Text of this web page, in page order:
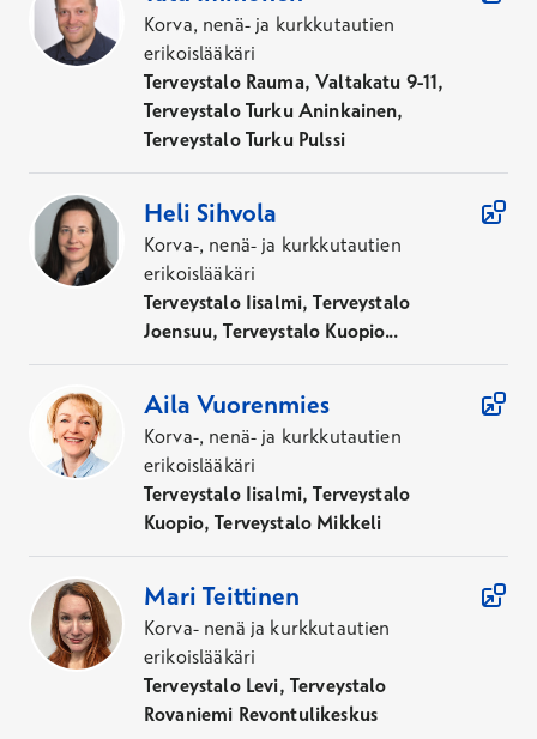
Korva, nenä- ja kurkkutautien
erikoislääkäri
Terveystalo Rauma, Valtakatu 9-11,
Terveystalo Turku Aninkainen,
Terveystalo Turku Pulssi
Heli Sihvola
Korva-, nenä- ja kurkkutautien
erikoislääkäri
Terveystalo Iisalmi, Terveystalo
Joensuu, Terveystalo Kuopio...
Aila Vuorenmies
Korva-, nenä- ja kurkkutautien
erikoislääkäri
Terveystalo Iisalmi, Terveystalo
Kuopio, Terveystalo Mikkeli
Mari Teittinen
Korva- nenä ja kurkkutautien
erikoislääkäri
Terveystalo Levi, Terveystalo
Rovaniemi Revontulikeskus